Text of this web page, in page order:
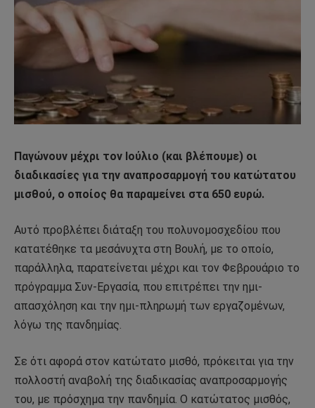
Παγώνουν μέχρι τον Ιούλιο (και βλέπουμε) οι
διαδικασίες για την αναπροσαρμογή του κατώτατου
μισθού, ο οποίος θα παραμείνει στα 650 ευρώ.
Αυτό προβλέπει διάταξη του πολυνομοσχεδίου που
κατατέθηκε τα μεσάνυχτα στη Βουλή, με το οποίο,
παράλληλα, παρατείνεται μέχρι και τον Φεβρουάριο το
πρόγραμμα Συν-Εργασία, που επιτρέπει την ημι-
απασχόληση και την ημι-πληρωμή των εργαζομένων,
λόγω της πανδημίας.
Σε ότι αφορά στον κατώτατο μισθό, πρόκειται για την
πολλοστή αναβολή της διαδικασίας αναπροσαρμογής
του, με πρόσχημα την πανδημία. Ο κατώτατος μισθός,